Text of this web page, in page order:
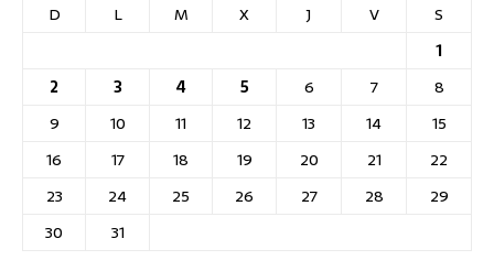
D
L M X J V
S
1
2
3 4 5 6 7
8
9
10 11 12 13 14
15
16
17 18 19 20 21
22
23
24 25 26 27 28
29
30
31